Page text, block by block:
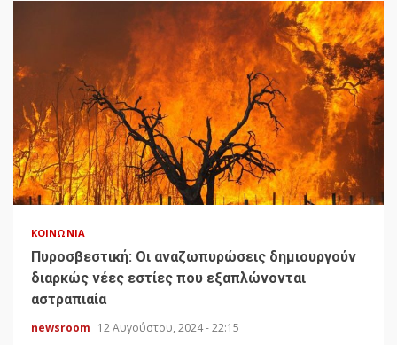
ΚΟΙΝΩΝΊΑ
Πυροσβεστική: Οι αναζωπυρώσεις δημιουργούν
διαρκώς νέες εστίες που εξαπλώνονται
αστραπιαία
newsroom 12 Αυγούστου, 2024 - 22:15